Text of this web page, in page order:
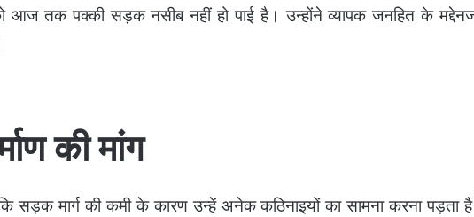
आज तक पक्की सड़क नसीब नहीं हो पाई है। उन्होंने व्यापक जनहित के
की मांग
कि सड़क मार्ग की कमी के कारण उन्हें अनेक कठिनाइयों का सामना करना पड़ता